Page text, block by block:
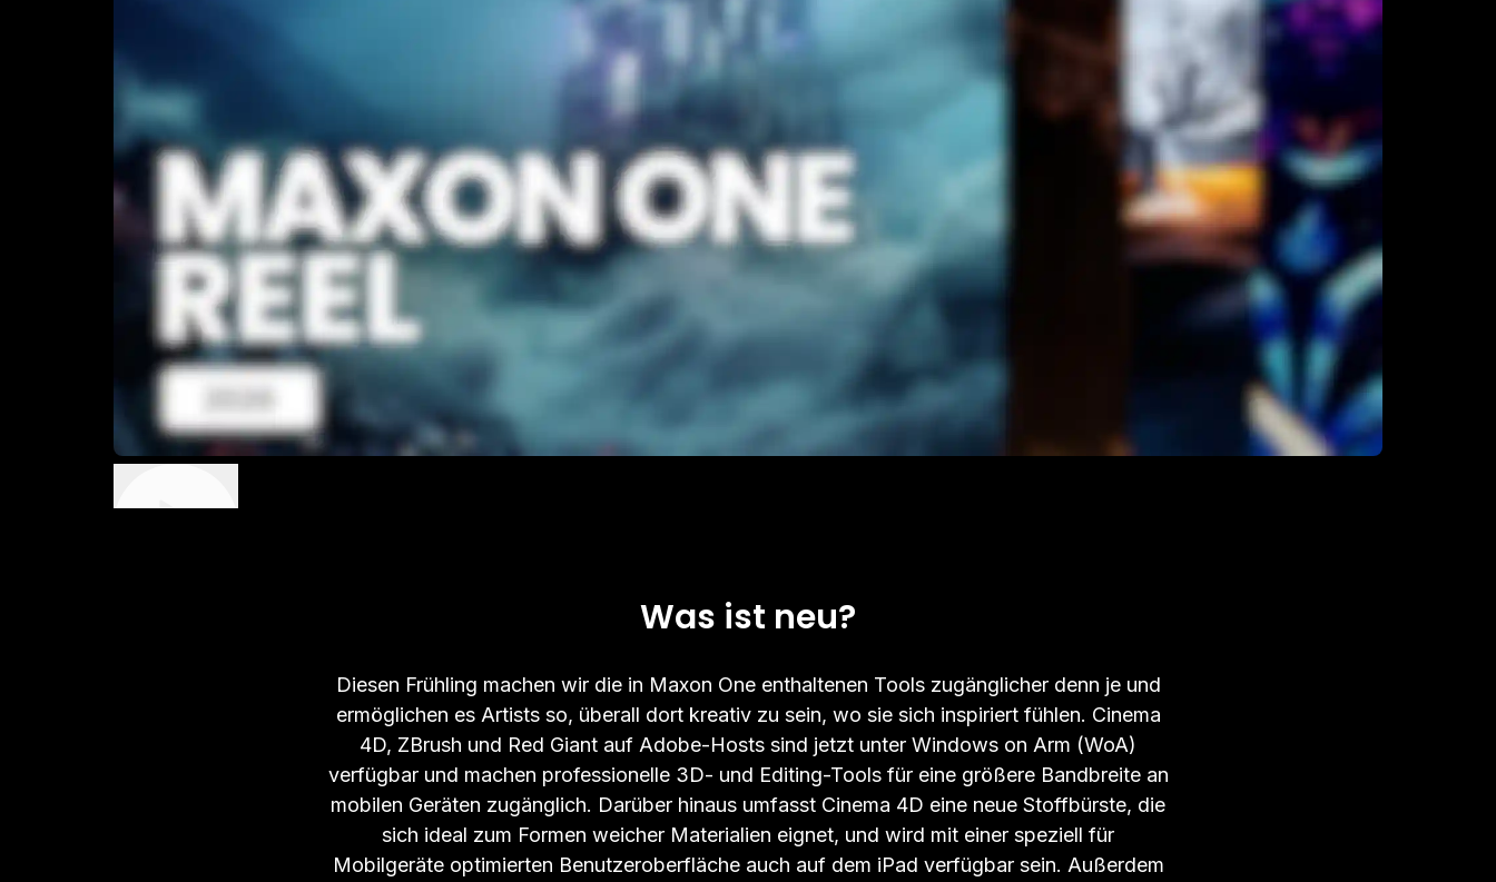
Was ist neu?
Diesen Frühling machen wir die in Maxon One enthaltenen Tools zugänglicher denn je und
ermöglichen es Artists so, überall dort kreativ zu sein, wo sie sich inspiriert fühlen. Cinema
4D, ZBrush und Red Giant auf Adobe-Hosts sind jetzt unter Windows on Arm (WoA)
verfügbar und machen professionelle 3D- und Editing-Tools für eine größere Bandbreite an
mobilen Geräten zugänglich. Darüber hinaus umfasst Cinema 4D eine neue Stoffbürste, die
sich ideal zum Formen weicher Materialien eignet, und wird mit einer speziell für
Mobilgeräte optimierten Benutzeroberfläche auch auf dem iPad verfügbar sein. Außerdem